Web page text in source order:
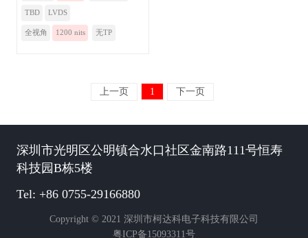
TBD LVDS
全视角 1200 nits 无TP
上一页 1 下一页
深圳市光明区公明镇合水口社区金南路111号恒寿
科技园B栋5楼
Tel: +86 0755-29166880
Copyright © 2021 深圳市柯达科电子科技有限公司
粤ICP备15093311号